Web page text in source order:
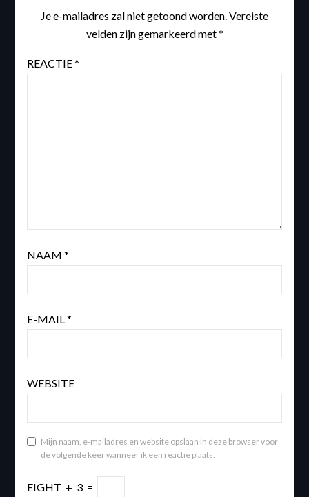
Je e-mailadres zal niet getoond worden.Vereiste
velden zijn gemarkeerd met*
REACTIE*
NAAM *
E-MAIL*
WEBSITE
Mijn naam, e-mailadres en website opslaan in deze browser voor
de volgende keer wanneer ik een reactie plaats.
EIGHT + 3 =